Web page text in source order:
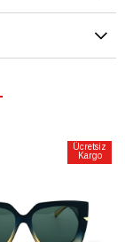
Ücretsiz
Kargo